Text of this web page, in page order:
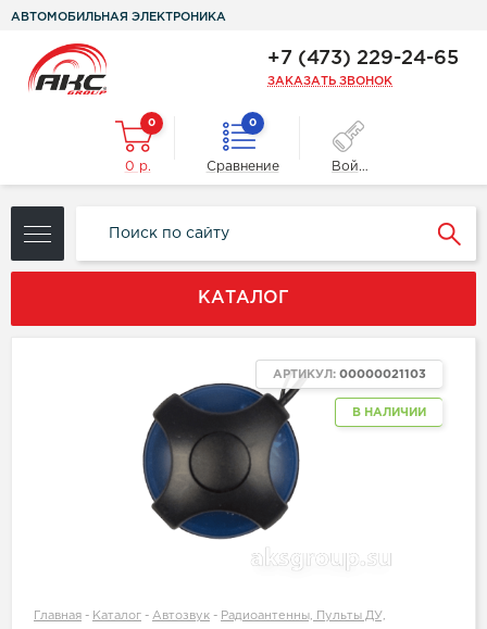
АВТОМОБИЛЬНАЯ ЭЛЕКТРОНИКА
+7 (473) 229-24-65
ЗАКАЗАТЬ ЗВОНОК
0
0 р.
0
Сравнение Войти
КАТАЛОГ
В НАЛИЧИИ
АРТИКУЛ: 00000021103
Главная - Каталог - Автозвук - Радиоантенны, Пульты ДУ,